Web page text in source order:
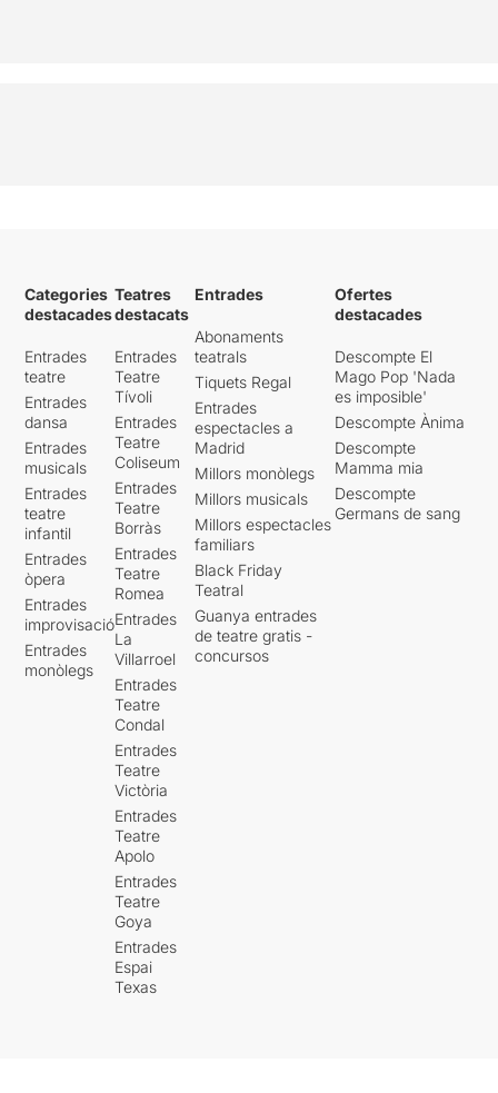
Categories
destacades
Entrades
teatre
Entrades
dansa
Entrades
musicals
Entrades
teatre
infantil
Entrades
òpera
Entrades
improvisació
Entrades
monòlegs
Teatres
destacats
Entrades
Teatre
Tívoli
Entrades
Teatre
Coliseum
Entrades
Teatre
Borràs
Entrades
Teatre
Romea
Entrades
La
Villarroel
Entrades
Teatre
Condal
Entrades
Teatre
Victòria
Entrades
Teatre
Apolo
Entrades
Teatre
Goya
Entrades
Espai
Texas
Entrades
Abonaments
teatrals
Tiquets Regal
Entrades
espectacles a
Madrid
Millors monòlegs
Millors musicals
Millors espectacles
familiars
Black Friday
Teatral
Guanya entrades
de teatre gratis -
concursos
Ofertes
destacades
Descompte El
Mago Pop 'Nada
es imposible'
Descompte Ànima
Descompte
Mamma mia
Descompte
Germans de sang